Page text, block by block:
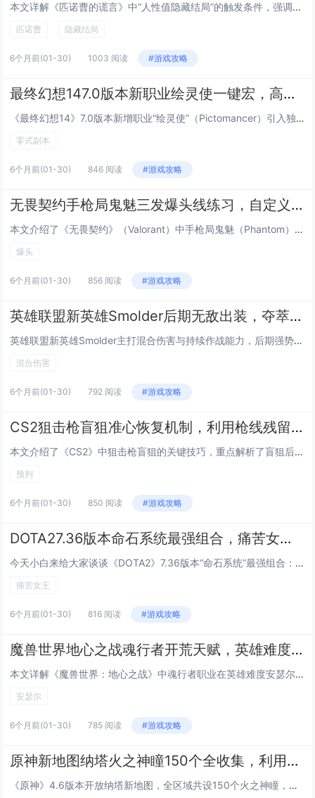
本文详解《匹诺曹的谎言》中“人性值隐藏结局”的触发条件，强调该结局与玩家全程积累的“人性值”密切相关，需在关键剧情节点（如第一章工厂对话、第三章孤儿院抉择、终章审判前夜）做出偏向共情、牺牲或诚实的选择，避免过度功利性行为，必须100%收集全...
匹诺曹 隐藏结局
6个月前(01-30) 1003 阅读 #游戏攻略
最终幻想147.0版本新职业绘灵使一键宏，高难副本零式循环简化输出手法
《最终幻想14》7.0版本新增职业“绘灵使”（Pictomancer）引入独特画布机制与三系灵画（攻击/防御/辅助）切换系统，为适配高难度副本（如零式神兵绝境），玩家社区广泛采用一键宏优化操作：通过宏命令自动判断目标状态、智能选择最优灵画组...
零式副本
6个月前(01-30) 846 阅读 #游戏攻略
无畏契约手枪局鬼魅三发爆头线练习，自定义地图代码与跟枪节奏训练
本文介绍了《无畏契约》（Valorant）中手枪局鬼魅（Phantom）三发爆头线的专项练习方法，重点涵盖精准压枪与节奏控制技巧，通过使用特定自定义地图代码，玩家可在无干扰环境中反复训练鬼魅的三连发点射节奏、后坐力控制及爆头预判能力，内容强...
爆头
6个月前(01-30) 856 阅读 #游戏攻略
英雄联盟新英雄Smolder后期无敌出装，夺萃之镰 纳什之牙混合伤害流玩法
英雄联盟新英雄Smolder主打混合伤害与持续作战能力，后期强势出装推荐“夺萃之镰+纳什之牙”核心组合：夺萃之镰提供法力续航、技能急速与普攻附加魔法伤害，完美适配Smolder频繁使用技能衔接平A的机制；纳什之牙则进一步提升攻速、法强与技能...
混合伤害
6个月前(01-30) 792 阅读 #游戏攻略
CS2狙击枪盲狙准心恢复机制，利用枪线残留预判第二发子弹命中技巧
本文介绍了《CS2》中狙击枪盲狙的关键技巧，重点解析了盲狙后准心恢复的机制：开镜瞬间的准心位置受前一发子弹射击时的准心偏移、后坐力及屏幕抖动影响，系统会基于物理模型动态重置准心回弹路径，熟练玩家可利用枪线（即子弹实际飞行轨迹）在屏幕上的短暂...
预判
6个月前(01-30) 850 阅读 #游戏攻略
DOTA27.36版本命石系统最强组合，痛苦女王闪烁无CD的碾压级搭配
今天小白来给大家谈谈《DOTA2》7.36版本“命石系统”最强组合：“痛苦女王”闪烁无CD的碾压级搭配。，以及对应的知识点，希望对大家有所帮助，不要忘了收藏本站呢今天给各位分享《DOTA2》7.36版本“命石系统”最强组合：“痛苦女王”闪烁...
痛苦女王
6个月前(01-30) 816 阅读 #游戏攻略
魔兽世界地心之战魂行者开荒天赋，英雄难度安瑟尔Boss战走位与爆发时机
本文详解《魔兽世界：地心之战》中魂行者职业在英雄难度安瑟尔（Ansurek）Boss战中的开荒指南，重点涵盖天赋选择与实战操作，推荐使用以“灵魂链接”“幽魂步”为核心的爆发+机动流天赋，强化生存与位移能力；走位方面强调规避地面毒圈、及时脱离...
安瑟尔
6个月前(01-30) 785 阅读 #游戏攻略
原神新地图纳塔火之神瞳150个全收集，利用新角色腾空技能规避复杂地形路线
《原神》4.6版本开放纳塔新地图，全区域共设150个火之神瞳，分布密集且地形复杂，本次收集优化了传统攀爬与解谜方式，玩家可借助新角色的腾空（滞空/浮空）技能，高效跨越悬崖、避开深渊或绕过障碍，大幅简化高难度神瞳的获取路径，部分神瞳位于高空平...